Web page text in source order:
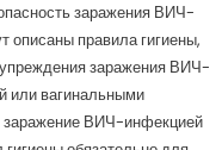
заражения ВИЧ-
описаны правила гигиены,
заражения ВИЧ-
или вагинальными
заражение ВИЧ-инфекцией